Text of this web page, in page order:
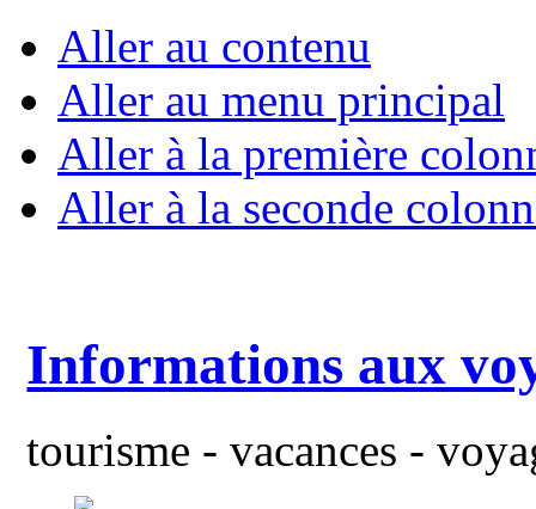
Aller au contenu
Aller au menu principal
Aller à la première
Aller à la seconde
Informations aux
tourisme - vacances -